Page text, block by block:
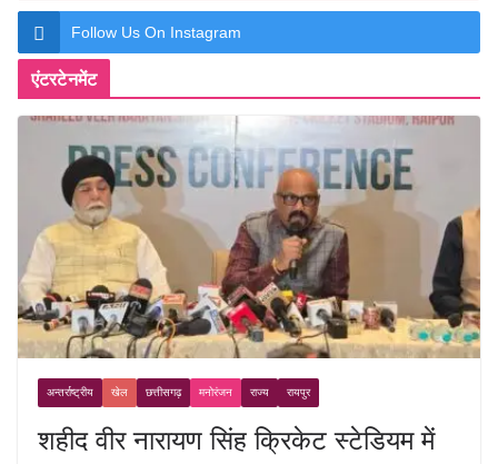
Follow Us On Instagram
एंटरटेनमेंट
अन्तर्राष्ट्रीय खेल छत्तीसगढ़ मनोरंजन राज्य रायपुर
शहीद वीर नारायण सिंह क्रिकेट स्टेडियम में